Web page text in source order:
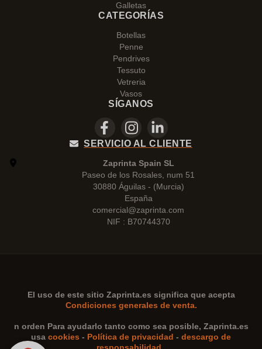
Galletas
CATEGORÍAS
Botellas
Penne
Pendrives
Tessuto
Vetreria
Vasos
SÍGANOS
SERVICIO AL CLIENTE
Zaprinta Spain SL
Paseo de los Rosales, num 51
30880 Águilas - (Murcia)
España
comercial@zaprinta.com
NIF : B70744370
El uso de este sitio Zaprinta.es significa que acepta
Condiciones generales de venta.
n orden Para ayudarlo tanto como sea posible, Zaprinta.es
usa cookies - Política de privacidad - descargo de